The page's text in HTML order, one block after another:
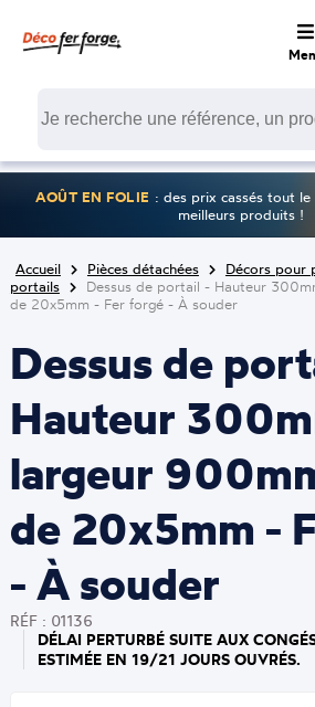
AOÛT EN FOLIE : des prix cassés tout
meilleurs produits !
Accueil Pièces détachées Décors pour
portails
Dessus de portail - Hauteur
de 20x5mm - Fer forgé - À souder
Dessus de
Hauteur
largeur
de 20x5mm -
- À souder
RÉF : 01136
DÉLAI PERTURBÉ SUITE AUX
ESTIMÉE EN 19/21 JOURS OUVRÉS.